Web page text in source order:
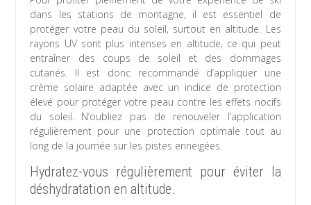
dans les stations de montagne, il est essentiel de
protéger votre peau du soleil, surtout en altitude. Les
rayons UV sont plus intenses en altitude, ce qui peut
entraîner des coups de soleil et des dommages
cutanés. Il est donc recommandé d’appliquer une
crème solaire adaptée avec un indice de protection
élevé pour protéger votre peau contre les effets nocifs
du soleil. N’oubliez pas de renouveler l’application
régulièrement pour une protection optimale tout au
long de la journée sur les pistes enneigées.
Hydratez-vous régulièrement pour éviter la
déshydratation en altitude.